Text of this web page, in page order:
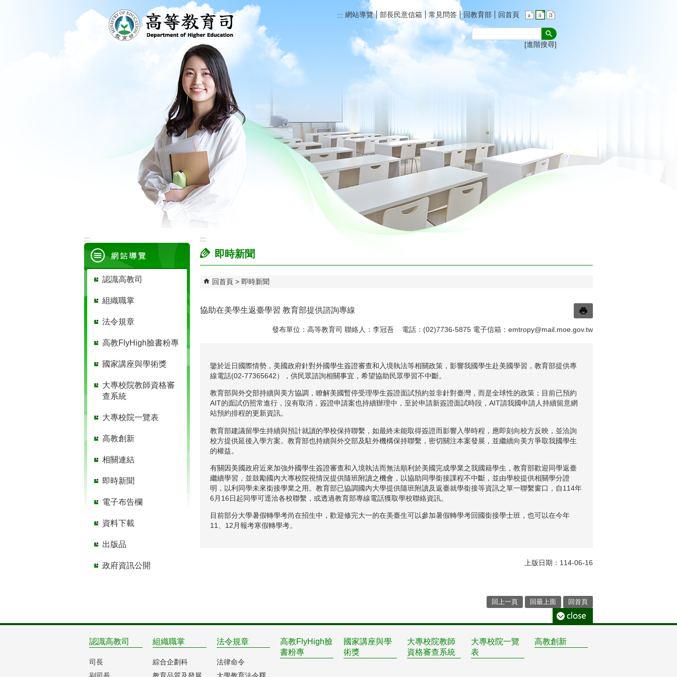
::: 網站導覽 部長民意信箱 常見問答 回教育部 回首頁
進階搜尋
:::
認識高教司
組織職掌
法令規章
高教FlyHigh臉書粉專
國家講座與學術獎
大專校院教師資格審
查系統
大專校院一覽表
高教創新
相關連結
即時新聞
電子布告欄
資料下載
出版品
政府資訊公開
:::
即時新聞
回首頁 即時新聞
協助在美學生返臺學習 教育部提供諮詢專線
發布單位：高等教育司 聯絡人：李冠吾 電話：(02)7736-5875 電子信箱： emtropy@mail.moe.gov.tw
鑒於近日國際情勢，美國政府針對外國學生簽證審查和入境執法等相關政策，影響我國學生赴美國學習，教育部提供專
線電話(02-77365642），供民眾諮詢相關事宜，希望協助民眾學習不中斷。
教育部與外交部持續與美方協調，瞭解美國暫停受理學生簽證面試預約並非針對臺灣，而是全球性的政策；目前已預約
AIT的面試仍照常進行，沒有取消，簽證申請案也持續辦理中，至於申請新簽證面試時段，AIT請我國申請人持續留意網
站預約排程的更新資訊。
教育部建議留學生持續與預計就讀的學校保持聯繫，如最終未能取得簽證而影響入學時程，應即刻向校方反映，並洽詢
校方提供延後入學方案。教育部也持續與外交部及駐外機構保持聯繫，密切關注本案發展，並繼續向美方爭取我國學生
的權益。
有關因美國政府近來加強外國學生簽證審查和入境執法而無法順利於美國完成學業之我國籍學生，教育部歡迎同學返臺
繼續學習，並鼓勵國內大專校院視情況提供隨班附讀之機會，以協助同學銜接課程不中斷，並由學校提供相關學分證
明，以利同學未來銜接學業之用。教育部已協調國內大學提供隨班附讀及返臺就學銜接等資訊之單一聯繫窗口，自114年
6月16日起同學可逕洽各校聯繫，或透過教育部專線電話獲取學校聯絡資訊。
目前部分大學暑假轉學考尚在招生中，歡迎修完大一的在美臺生可以參加暑假轉學考回國銜接學士班，也可以在今年
11、12月報考寒假轉學考。
上版日期：114-06-16
回上一頁 回最上面 回首頁
認識高教司
司長
副司長
組織職掌
綜合企劃科
教育品質及發展
法令規章
法律命令
大學教育法令釋
高教FlyHigh臉
書粉專
國家講座與學
術獎
大專校院教師
資格審查系統
大專校院一覽
表
高教創新